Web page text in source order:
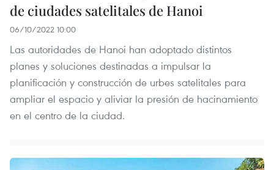
de ciudades satelitales de Hanoi
06/10/2022 10:00
Las autoridades de Hanoi han adoptado distintos
planes y soluciones destinadas a impulsar la
planificación y construcción de urbes satelitales para
ampliar el espacio y aliviar la presión de hacinamiento
en el centro de la ciudad.